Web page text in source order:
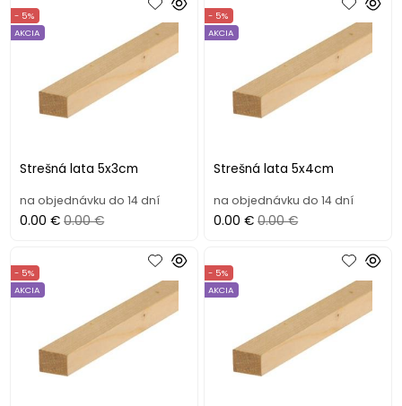
Strešná lata 5x3cm
- 5%
AKCIA
na objednávku do 14 dní
0.00 € 0.00 €
Strešná lata 5x4cm
- 5%
AKCIA
na objednávku do 14 dní
0.00 € 0.00 €
- 5%
AKCIA
- 5%
AKCIA